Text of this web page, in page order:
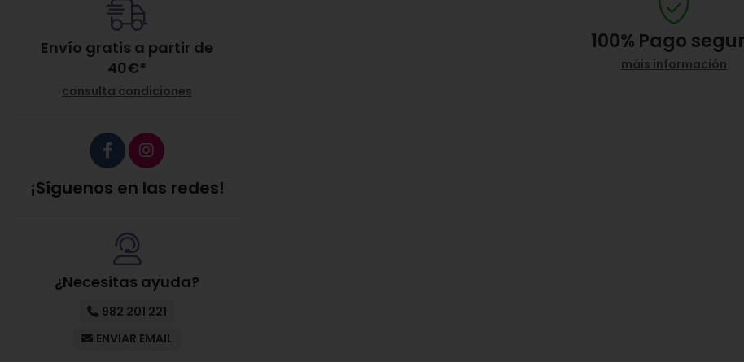
100% Pago
máis información
Envío gratis a partir de
40€*
consulta condiciones
¡Síguenos en las redes!
¿Necesitas ayuda?
982 201 221
ENVIAR EMAIL